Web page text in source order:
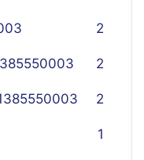
2
2
2
1